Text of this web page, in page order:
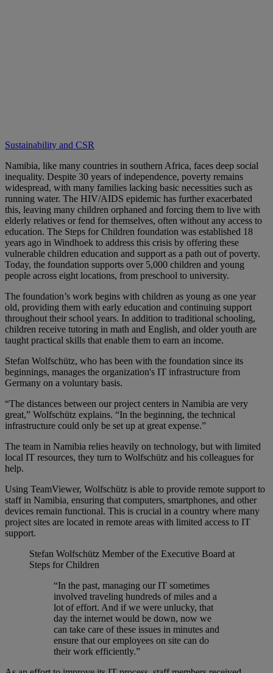
Sustainability and CSR
Namibia, like many countries in southern Africa, faces deep social
inequality. Despite 30 years of independence, poverty remains
widespread, with many families lacking basic necessities such as
running water. The HIV/AIDS epidemic has further exacerbated
this, leaving many children orphaned and forcing them to live with
elderly relatives or fend for themselves, often without any access to
education. The Steps for Children foundation was established 18
years ago in Windhoek to address this crisis by offering these
vulnerable children education and support as a path out of poverty.
Today, the foundation supports over 5,000 children and young
people across eight locations, from preschool to university.
The foundation’s work begins with children as young as one year
old, providing them with early education and continuing support
throughout their school years. In addition to traditional schooling,
children receive tutoring in math and English, and older youth are
taught practical skills that enable them to earn an income.
Stefan Wolfschütz, who has been with the foundation since its
beginnings, manages the organization's IT infrastructure from
Germany on a voluntary basis.
“The distances between our project centers in Namibia are very
great,” Wolfschütz explains. “In the beginning, the technical
infrastructure could only be set up at great expense.”
The team in Namibia relies heavily on technology, but with limited
local IT resources, they turn to Wolfschütz and his colleagues for
help.
Using TeamViewer, Wolfschütz is able to provide remote support to
staff in Namibia, ensuring that computers, smartphones, and other
devices remain functional. This is crucial in a country where many
project sites are located in remote areas with limited access to IT
support.
Stefan Wolfschütz Member of the Executive Board at
Steps for Children
“In the past, managing our IT sometimes
involved traveling hundreds of miles and a
lot of effort. And if we were unlucky, that
day the internet would be down, now we
can take care of these issues in minutes and
ensure that our employees on site can do
their work efficiently.”